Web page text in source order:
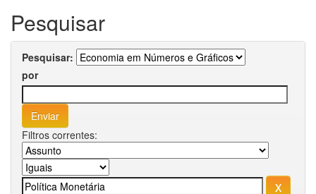
Pesquisar
Pesquisar:
por
Filtros correntes: